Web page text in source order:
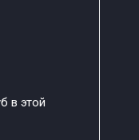
в этой